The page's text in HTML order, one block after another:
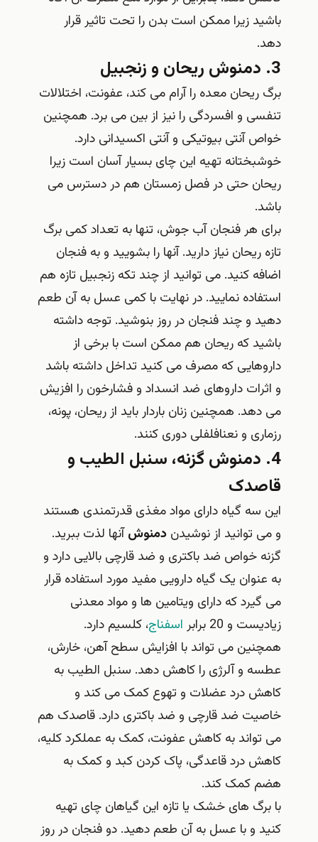
باشید زیرا ممکن است بدن را تحت تاثیر قرار
دهد.
3. دمنوش ریحان و زنجبیل
برگ ریحان معده را آرام می کند، عفونت، اختلالات
تنفسی و افسردگی را نیز از بین می برد. همچنین
خواص آنتی بیوتیکی و آنتی اکسیدانی دارد.
خوشبختانه تهیه این چای بسیار آسان است زیرا
ریحان حتی در فصل زمستان هم در دسترس می
باشد.
برای هر فنجان آب جوش، تنها به تعداد کمی برگ
تازه ریحان نیاز دارید. آنها را بشویید و به فنجان
اضافه کنید. می توانید از چند تکه زنجبیل تازه هم
استفاده نمایید. در نهایت با کمی عسل به آن طعم
دهید و چند فنجان در روز بنوشید. توجه داشته
باشید که ریحان هم ممکن است با برخی از
داروهایی که مصرف می کنید تداخل داشته باشد
و اثرات داروهای ضد انسداد و فشارخون را افزیش
می دهد. همچنین زنان باردار باید از ریحان، پونه،
رزماری و نعنافلفلی دوری کنند.
4. دمنوش گزنه، سنبل الطیب و
قاصدک
این سه گیاه دارای مواد مغذی قدرتمندی هستند
و می توانید از نوشیدندمنوشآنها لذت ببرید.
گزنه خواص ضد باکتری و ضد قارچی بالایی دارد و
به عنوان یک گیاه دارویی مفید مورد استفاده قرار
می گیرد که دارای ویتامین ها و مواد معدنی
زیادیست و 20 برابر
اسفناج، کلسیم دارد.
همچنین می تواند با افزایش سطح آهن، خارش،
عطسه و آلرژی را کاهش دهد. سنبل الطیب به
کاهش درد عضلات و تهوع کمک می کند و
خاصیت ضد قارچی و ضد باکتری دارد. قاصدک هم
می تواند به کاهش عفونت، کمک به عملکرد کلیه،
کاهش درد قاعدگی، پاک کردن کبد و کمک به
هضم کمک کند.
با برگ های خشک یا تازه این گیاهان چای تهیه
کنید و با عسل به آن طعم دهید. دو فنجان در روز